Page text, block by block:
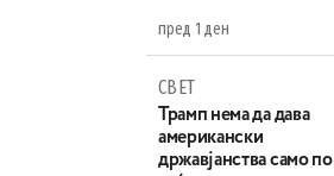
пред 1 ден
СВЕТ
Трамп нема да дава
американски
државјанства само по